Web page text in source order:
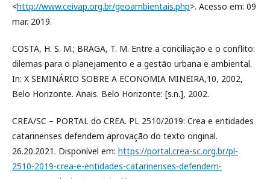
<http://www.ceivap.org.br/geoambientais.php>. Acesso em: 09
mar. 2019.
COSTA, H. S. M.; BRAGA, T. M. Entre a conciliação e o conflito:
dilemas para o planejamento e a gestão urbana e ambiental.
In: X SEMINÁRIO SOBRE A ECONOMIA MINEIRA,10, 2002,
Belo Horizonte. Anais. Belo Horizonte: [s.n.], 2002.
CREA/SC – PORTAL do CREA. PL 2510/2019: Crea e entidades
catarinenses defendem aprovação do texto original.
26.20.2021. Disponível em: https://portal.crea-sc.org.br/pl-
2510-2019-crea-e-entidades-catarinenses-defendem-